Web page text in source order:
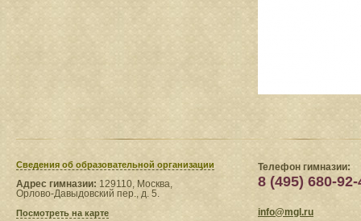
Сведения​ об образовательной организации
Адрес гимназии: 129110, Москва,
Орлово-Давыдовский пер., д. 5.
Посмотреть на карте
Телефон гимназии:
8 (495) 680-92-
info@mgl.ru